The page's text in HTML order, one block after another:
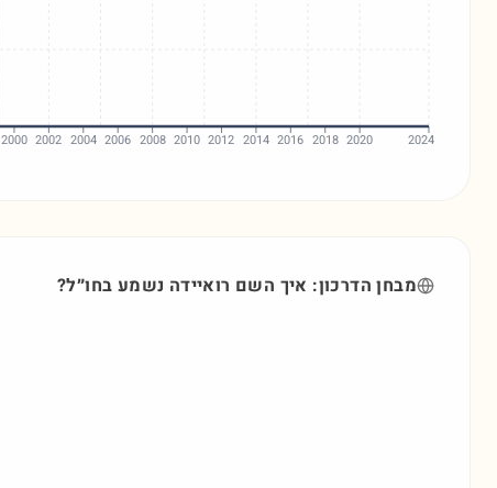
2000 2002 2004 2006 2008 2010 2012 2014 2016 2018 2020 2024
מבחן הדרכון: איך השם רואיידה נשמע בחו״ל?